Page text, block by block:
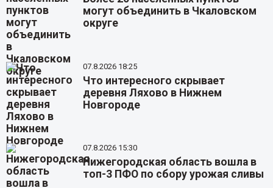
могут объединить в Чкаловском
округе
07.8.2026 18:25
Что интересного скрывает
деревня Ляхово в Нижнем
Новгороде
07.8.2026 15:30
Нижегородская область вошла в
топ-3 ПФО по сбору урожая сливы